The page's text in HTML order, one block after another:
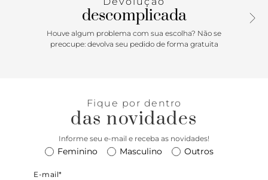
descomplicada
Houve algum problema com sua escolha? Não se
preocupe: devolva seu pedido de forma gratuita
Fique por dentro
das novidades
Informe seu e-mail e receba as novidades!
Feminino Masculino Outros
E-mail*